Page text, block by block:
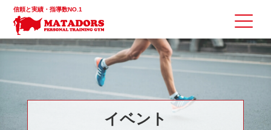
信頼と実績・指導数NO.1
イベント